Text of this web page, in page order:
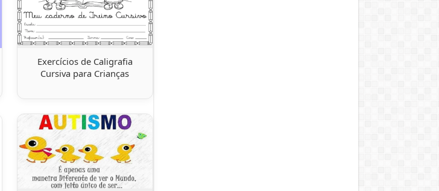
Exercícios de Caligrafia
Cursiva para Crianças